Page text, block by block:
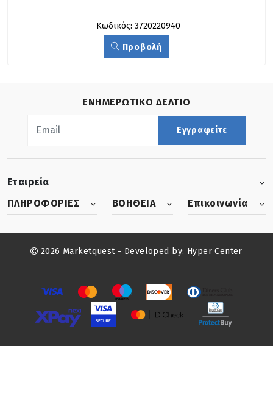
Κωδικός: 3720220940
Προβολή
ΕΝΗΜΕΡΩΤΙΚΟ ΔΕΛΤΙΟ
Εγγραφείτε
Εταιρεία
ΠΛΗΡΟΦΟΡΙΕΣ
ΒΟΗΘΕΙΑ Επικοινωνία
2026 Marketquest - Developed by: Hyper Center